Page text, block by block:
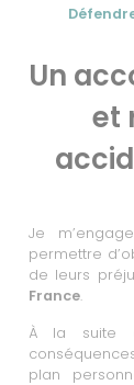
Un
et
Je
permettre
de leurs
France.
À la suite
plan